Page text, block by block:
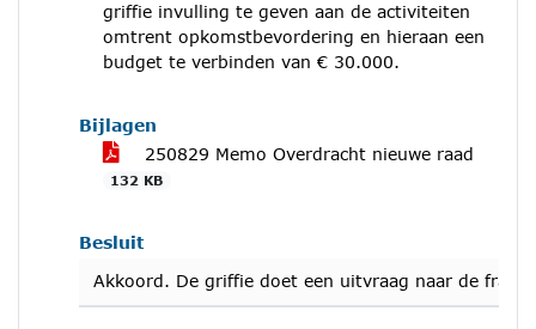
griffie invulling te geven aan de activiteiten
omtrent opkomstbevordering en hieraan een
budget te verbinden van € 30.000.
Bijlagen
250829 Memo Overdracht nieuwe raad
132 KB
Besluit
Akkoord. De griffie doet een uitvraag naar de